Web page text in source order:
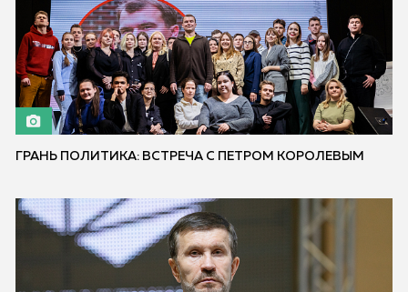
ГРАНЬ ПОЛИТИКА: ВСТРЕЧА С ПЕТРОМ КОРОЛЕВЫМ